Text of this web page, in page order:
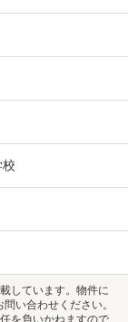
しています。物件に
い合わせください。
を負いかねますので